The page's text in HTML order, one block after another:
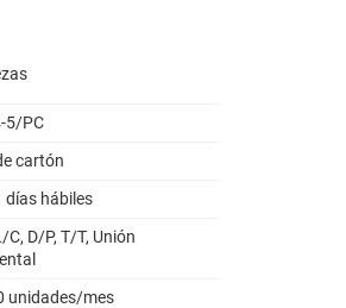
5/PC
cartón
días hábiles
C, D/P, T/T, Unión
unidades/mes